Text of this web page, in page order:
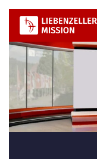
Zum
Inhalt
springen